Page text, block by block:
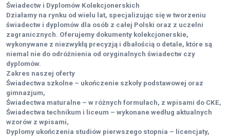
Świadectw i Dyplomów Kolekcjonerskich
Działamy na rynku od wielu lat, specjalizując się w tworzeniu
świadectw i dyplomów dla osób z całej Polski oraz z uczelni
zagranicznych. Oferujemy dokumenty kolekcjonerskie,
wykonywane z niezwykłą precyzją i dbałością o detale, które są
niemal nie do odróżnienia od oryginalnych świadectw czy
dyplomów.
Zakres naszej oferty
Świadectwa szkolne – ukończenie szkoły podstawowej oraz
gimnazjum,
Świadectwa maturalne – w różnych formułach, z wpisami do CKE,
Świadectwa technikum i liceum – wykonane według aktualnych
wzorów z wpisami,
Dyplomy ukończenia studiów pierwszego stopnia – licencjaty,